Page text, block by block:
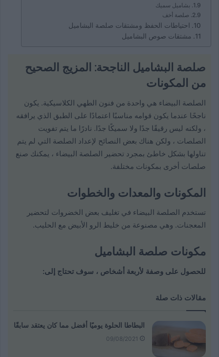
بشاميل سميك
صلصة أخف
احتياطات الحفظ ومشتقات صلصة البشاميل
مشتقات صوص البشاميل
صلصة البشاميل الناجحة: المزيج الصحيح
من المكونات
الصلصة البيضاء هي واحدة من فنون الطهي الكلاسيكية. يكون
ناجحًا عندما يكون قوامه مناسبًا اعتمادًا على الطبق الذي يرافقه
، ولكنه ليس رقيقًا جدًا ولا سميكًا جدًا. نادرًا ما يتم تفويت
الصلصات ، ولكن هناك بعض النصائح لإعداد الصلصة التي لم يتم
تناولها بشكل خاطئ بمجرد تحضير الصلصة البيضاء ، يمكنك صنع
صلصات أخرى بمكونات مختلفة.
المكونات والمعدات والخطوات
تستخدم الصلصة البيضاء في تغليف بعض الخضروات لتحضير
المعجنات. وهي مصنوعة من خليط الرو الأبيض مع الحليب.
مكونات صلصة البشاميل
للحصول على وصفة لأربعة أشخاص ، سوف تحتاج إلى:
مقالات ذات صلة
البطاطا الحلوة يوميًا أفضل مما كان يعتقد سابقًا
09/08/2021